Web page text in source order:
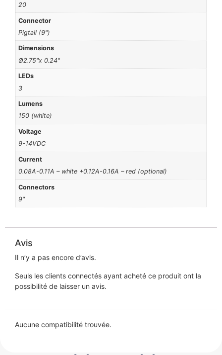
20
Connector
Pigtail (9")
Dimensions
Ø2.75"x 0.24"
LEDs
3
Lumens
150 (white)
Voltage
9-14VDC
Current
0.08A-0.11A – white +0.12A-0.16A – red (optional)
Connectors
9"
Avis
Il n’y a pas encore d’avis.
Seuls les clients connectés ayant acheté ce produit ont la
possibilité de laisser un avis.
Aucune compatibilité trouvée.